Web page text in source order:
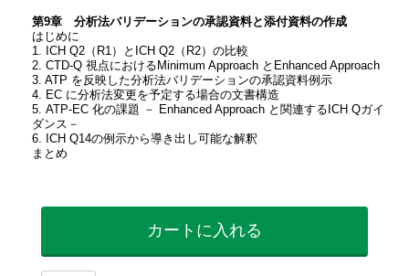
第9章 分析法バリデーションの承認資料と添付資料の作成
はじめに
1. ICH Q2（R1）とICH Q2（R2）の比較
2. CTD-Q 視点におけるMinimum Approach とEnhanced Approach
3. ATP を反映した分析法バリデーションの承認資料例示
4. EC に分析法変更を予定する場合の文書構造
5. ATP-EC 化の課題 － Enhanced Approach と関連するICH Qガイ
ダンス－
6. ICH Q14の例示から導き出し可能な解釈
まとめ
カートに入れる